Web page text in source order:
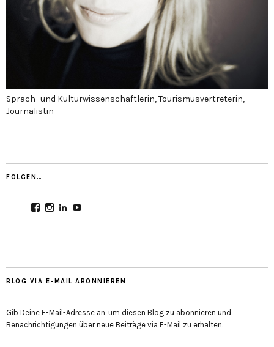
Sprach- und Kulturwissenschaftlerin, Tourismusvertreterin,
Journalistin
FOLGEN…
ProfilProfilProfil
LinkedIn
Profil
BLOG VIA E-MAIL ABONNIEREN
Gib Deine E-Mail-Adresse an, um diesen Blog zu abonnieren und
Benachrichtigungen über neue Beiträge via E-Mail zu erhalten.